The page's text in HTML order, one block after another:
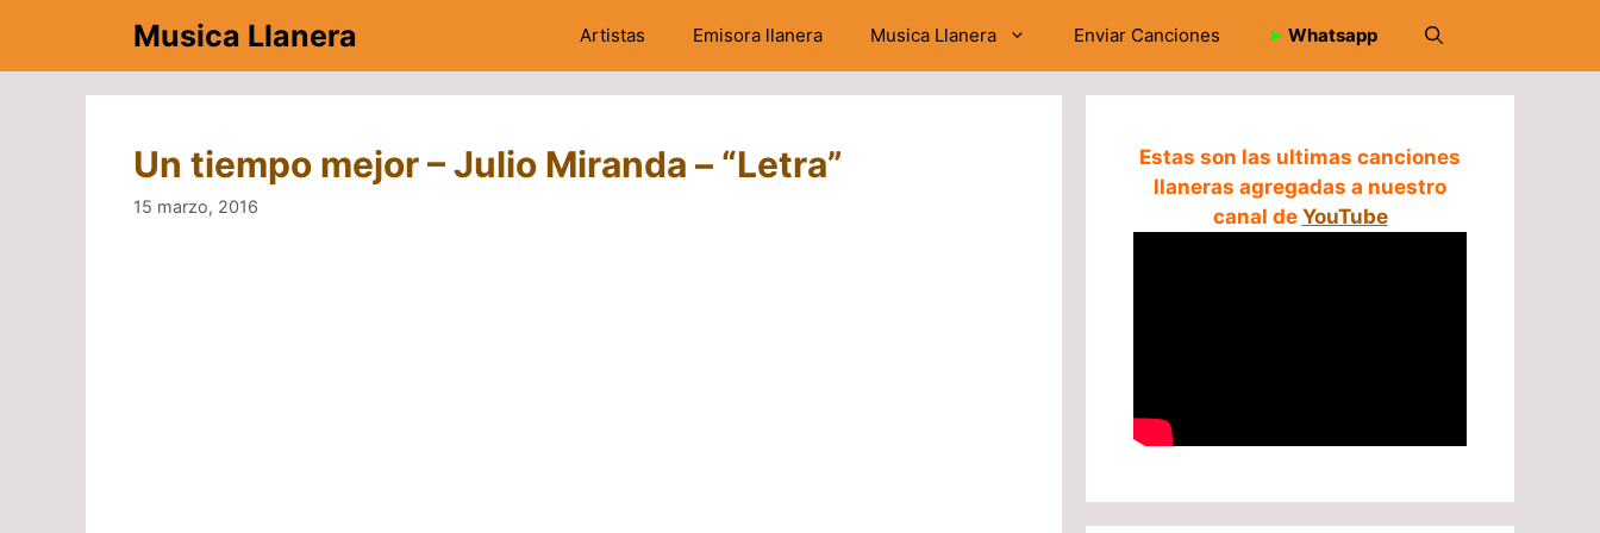
contenido
Musica Llanera Artistas Emisora llanera Musica Llanera Enviar Canciones ➤ Whatsapp
Un tiempo mejor – Julio Miranda – “Letra”
15 marzo, 2016
Estas son las ultimas canciones
llaneras agregadas a nuestro
canal de YouTube